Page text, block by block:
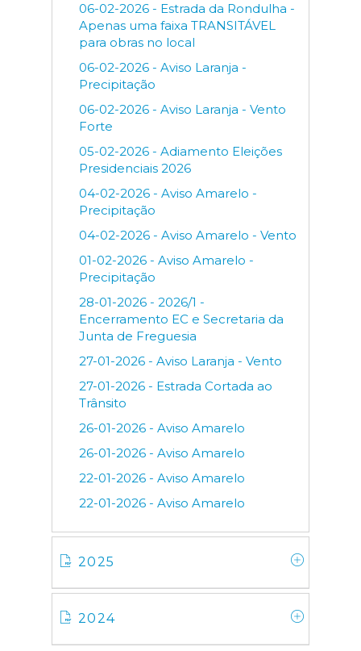
06-02-2026 - Estrada da Rondulha -
Apenas uma faixa TRANSITÁVEL
para obras no local
06-02-2026 - Aviso Laranja -
Precipitação
06-02-2026 - Aviso Laranja - Vento
Forte
05-02-2026 - Adiamento Eleições
Presidenciais 2026
04-02-2026 - Aviso Amarelo -
Precipitação
04-02-2026 - Aviso Amarelo - Vento
01-02-2026 - Aviso Amarelo -
Precipitação
28-01-2026 - 2026/1 -
Encerramento EC e Secretaria da
Junta de Freguesia
27-01-2026 - Aviso Laranja - Vento
27-01-2026 - Estrada Cortada ao
Trânsito
26-01-2026 - Aviso Amarelo
26-01-2026 - Aviso Amarelo
22-01-2026 - Aviso Amarelo
22-01-2026 - Aviso Amarelo
2025
2024